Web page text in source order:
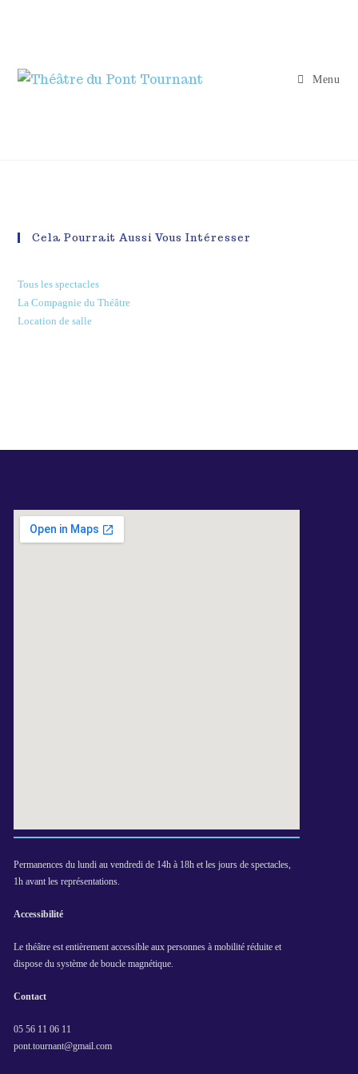
Menu
Cela Pourrait Aussi Vous Intéresser
Tous les spectacles
La Compagnie du Théâtre
Location de salle
Permanences du lundi au vendredi de 14h à 18h et les jours de spectacles,
1h avant les représentations.
Accessibilité
Le théâtre est entièrement accessible aux personnes à mobilité réduite et
dispose du système de boucle magnétique.
Contact
05 56 11 06 11
pont.tournant@gmail.com